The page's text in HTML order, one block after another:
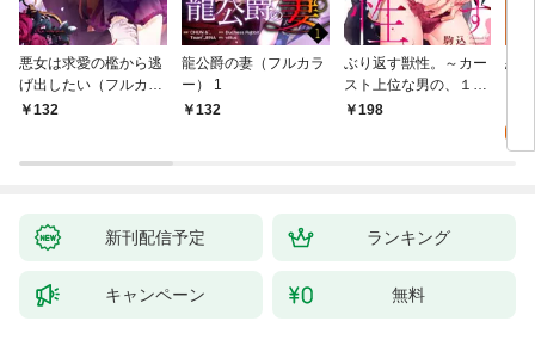
悪女は求愛の檻から逃
げ出したい（フルカラ
ー） 1
132
龍公爵の妻（フルカラ
ー） 1
132
ぶり返す獣性。～カー
スト上位な男の、１０
年越しの激愛１
198
恋
新刊配信予定 ランキング
キャンペーン 無料